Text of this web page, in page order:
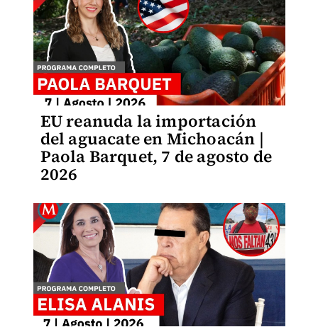
EU reanuda la importación
del aguacate en Michoacán |
Paola Barquet, 7 de agosto de
2026